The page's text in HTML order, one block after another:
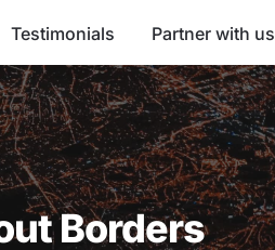
Testimonials Partner with us
Borders